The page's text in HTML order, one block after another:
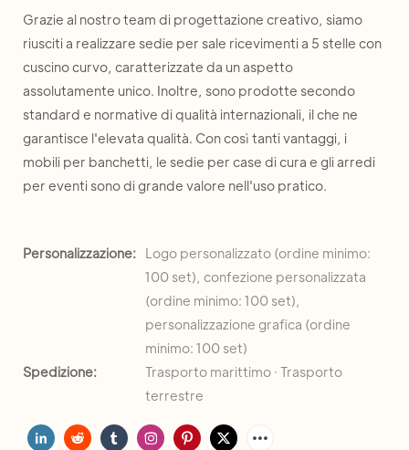
Grazie al nostro team di progettazione creativo, siamo
riusciti a realizzare sedie per sale ricevimenti a 5 stelle con
cuscino curvo, caratterizzate da un aspetto
assolutamente unico. Inoltre, sono prodotte secondo
standard e normative di qualità internazionali, il che ne
garantisce l'elevata qualità. Con così tanti vantaggi, i
mobili per banchetti, le sedie per case di cura e gli arredi
per eventi sono di grande valore nell'uso pratico.
Personalizzazione:
Logo personalizzato (ordine minimo:
100 set), confezione personalizzata
(ordine minimo: 100 set),
personalizzazione grafica (ordine
minimo: 100 set)
Spedizione:
Trasporto marittimo · Trasporto
terrestre